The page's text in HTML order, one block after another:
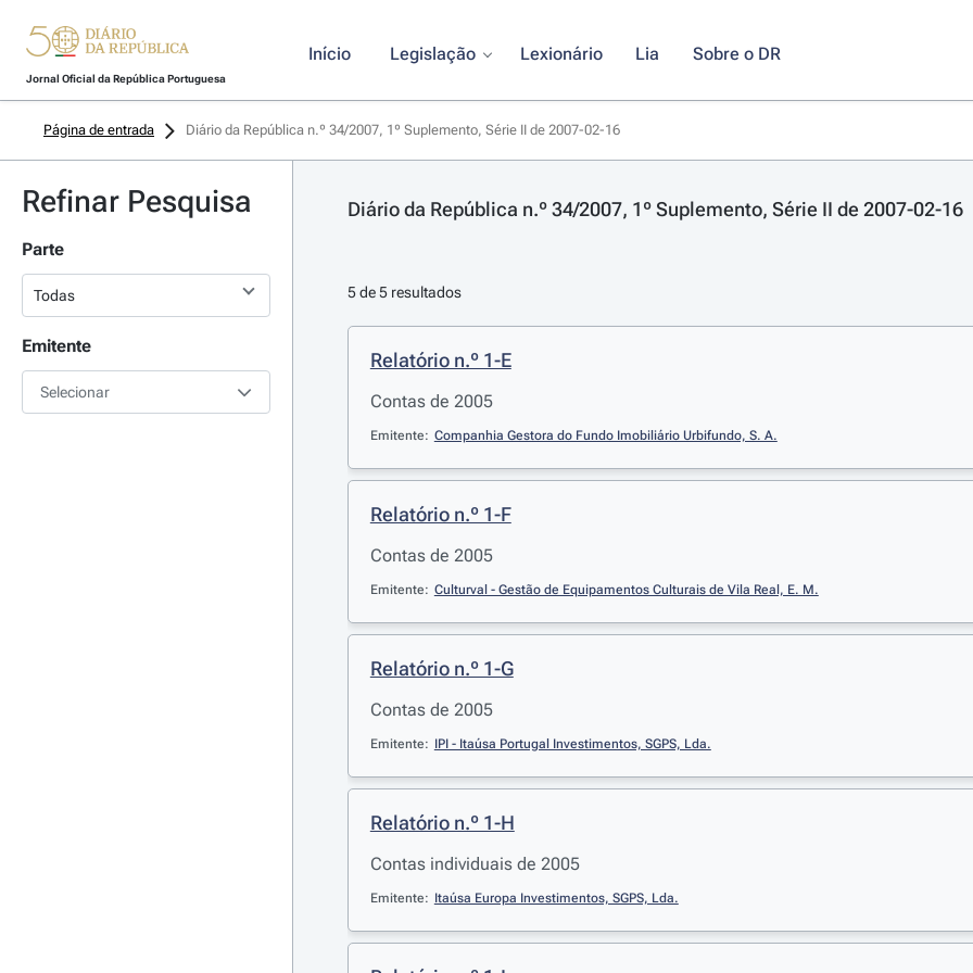
Jornal Oficial da República Portuguesa
Início Legislação Lexionário Lia Sobre o DR
Página de entrada Diário da República n.º 34/2007, 1º Suplemento, Série II de 2007-02-16
Refinar Pesquisa
Parte
Emitente
Selecionar
Diário da República n.º 34/2007, 1º Suplemento, Série II de 2007-02-16
5 de 5 resultados
Relatório n.º 1-E
Contas de 2005
Emitente: Companhia Gestora do Fundo Imobiliário Urbifundo, S. A.
Relatório n.º 1-F
Contas de 2005
Emitente: Culturval - Gestão de Equipamentos Culturais de Vila Real, E. M.
Relatório n.º 1-G
Contas de 2005
Emitente: IPI - Itaúsa Portugal Investimentos, SGPS, Lda.
Relatório n.º 1-H
Contas individuais de 2005
Emitente: Itaúsa Europa Investimentos, SGPS, Lda.